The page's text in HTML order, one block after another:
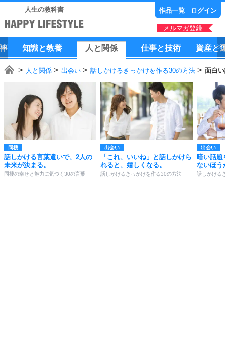
人生の教科書 作品一覧 ログイン
メルマガ登録
知識と教養 人 と 関係 仕事と技術 資産と
人と関係 出会い 話しかけるきっかけを作る30の方法 面白
同棲
話しかける言葉遣いで、2人の
未来が決まる。
同棲の幸せと魅力に気づく30の言葉
出会い
「これ、いいね」と話しかけら
れると、嬉しくなる。
話しかけるきっかけを作る30の方法
出会い
暗い話題
ないほう
話しかける